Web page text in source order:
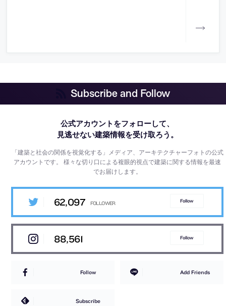
Subscribe and Follow
公式アカウントをフォローして、
見逃せない建築情報を受け取ろう。
「建築と社会の関係を視覚化する」メディア、アーキテクチャーフォトの公式
アカウントです。様々な切り口による複眼的視点で建築に関する情報を最速
でお届けします。
62,097 Follow
88,561 Follow
Follow Add Friends
Subscribe